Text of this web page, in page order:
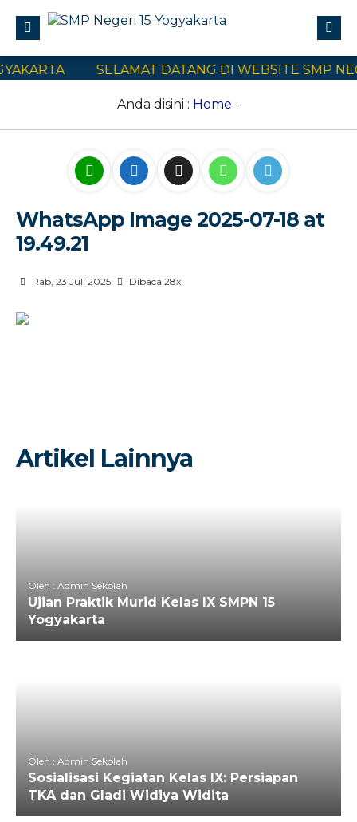
Profile
Civitas Akademika
Program Sekolah
E-Learning
Kontak Kami
SELAMAT DATANG DI WEBSITE SMP
Anda disini : Home -
WhatsApp Image 2025-07-18 at
19.49.21
Rab, 23 Juli 2025 Dibaca 28x
Artikel Lainnya
Oleh : Admin Sekolah
Ujian Praktik Murid Kelas IX SMPN 15
Yogyakarta
Oleh : Admin Sekolah
Sosialisasi Kegiatan Kelas IX: Persiapan
TKA dan Gladi Widiya Widita